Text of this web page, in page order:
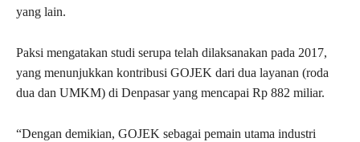
yang lain.
Paksi mengatakan studi serupa telah dilaksanakan pada 2017,
yang menunjukkan kontribusi GOJEK dari dua layanan (roda
dua dan UMKM) di Denpasar yang mencapai Rp 882 miliar.
“Dengan demikian, GOJEK sebagai pemain utama industri